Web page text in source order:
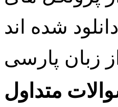
شده اند
زبان پارسی
متداول